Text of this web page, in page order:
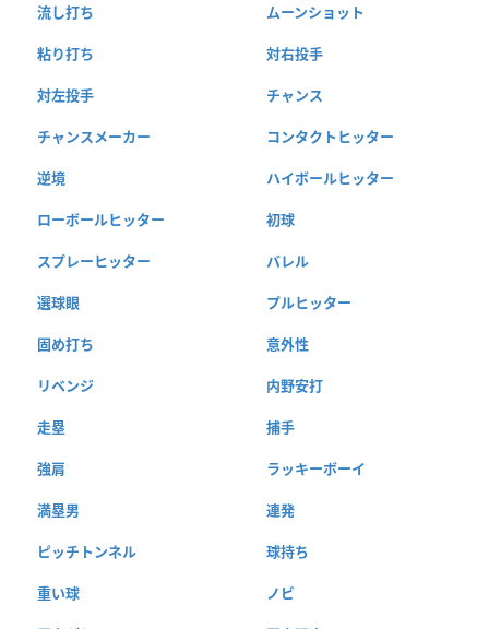
流し打ち ムーンショット
粘り打ち 対右投手
対左投手 チャンス
チャンスメーカー コンタクトヒッター
逆境 ハイボールヒッター
ローボールヒッター 初球
スプレーヒッター バレル
選球眼 プルヒッター
固め打ち 意外性
リベンジ 内野安打
走塁 捕手
強肩 ラッキーボーイ
満塁男 連発
ピッチトンネル 球持ち
重い球 ノビ